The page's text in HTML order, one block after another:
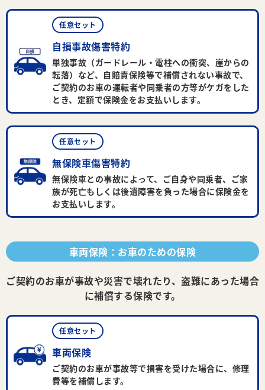
任意セット
自損事故傷害特約
単独事故（ガードレール・電柱への衝突、崖からの
転落）など、自賠責保険等で補償されない事故で、
ご契約のお車の運転者や同乗者の方等がケガをした
とき、定額で保険金をお支払いします。
任意セット
無保険車傷害特約
無保険車との事故によって、ご自身や同乗者、ご家
族が死亡もしくは後遺障害を負った場合に保険金を
お支払いします。
車両保険：お車のための保険
ご契約のお車が事故や災害で壊れたり、盗難にあった場合
に補償する保険です。
任意セット
車両保険
ご契約のお車が事故等で損害を受けた場合に、修理
費等を補償します。